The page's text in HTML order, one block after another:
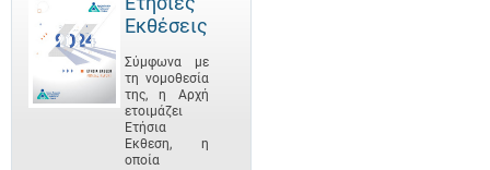
Εκθέσεις
Σύμφωνα με
τη νομοθεσία
της, η Αρχή
ετοιμάζει
Ετήσια
Έκθεση, η
οποία